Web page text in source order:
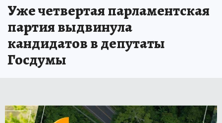
Уже четвертая парламентская
партия выдвинула
кандидатов в депутаты
Госдумы